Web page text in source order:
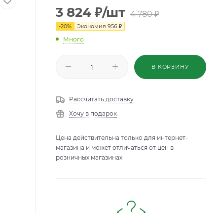
3 824 ₽/шт 4 780₽
-20% Экономия 956 ₽
Много
В КОРЗИНУ
Рассчитать доставку
Хочу в подарок
Цена действительна только для интернет-
магазина и может отличаться от цен в
розничных магазинах